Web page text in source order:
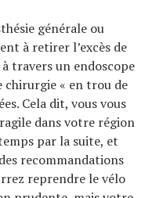
générale ou
à retirer l’excès de
travers un endoscope
chirurgie « en trou de
Cela dit, vous vous
dans votre région
par la suite, et
recommandations
reprendre le vélo